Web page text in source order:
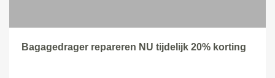
Bagagedrager repareren NU tijdelijk 20% korting